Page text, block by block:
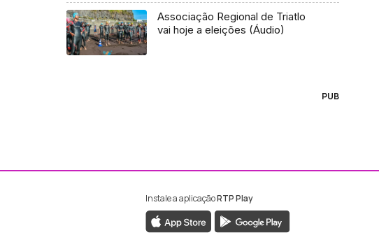
Associação Regional de Triatlo
vai hoje a eleições (Áudio)
PUB
ao Facebook da RTP Madeira
ao Instagram da RTP Madeira
Instale a aplicaçãoRTP Play